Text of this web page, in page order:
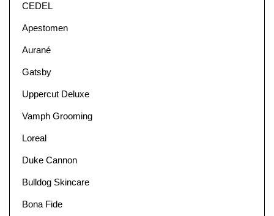
CEDEL
Apestomen
Aurané
Gatsby
Uppercut Deluxe
Vamph Grooming
Loreal
Duke Cannon
Bulldog Skincare
Bona Fide